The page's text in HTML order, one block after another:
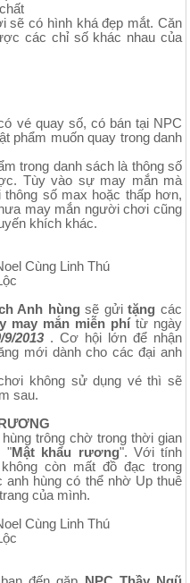
sẽ có hình khá đẹp mắt. Căn
các chỉ số khác nhau của
vé quay số, có bán tại NPC
phẩm muốn quay trong danh
trong danh sách là thông số
Tùy vào sự may mắn mà
số max hoặc thấp hơn,
may mắn người chơi cũng
khích khác.
Anh hùng sẽ gửitặng các
may mắn miễn phí từ ngày
9/2013. Cơ hội lớn để nhận
mới dành cho các đại anh
không sử dụng vé thì sẽ
sau.
trông chờ trong thời gian
"Mật khẩu rương". Với tính
còn mất đồ đạc trong
hùng có thể nhờ Up thuê
của mình.